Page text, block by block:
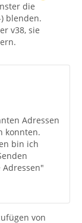
die
blenden.
v38, sie
Adressen
konnten.
bin ich
von